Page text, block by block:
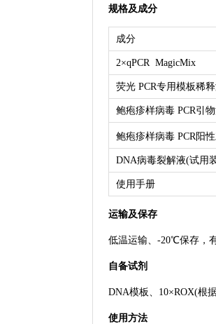
规格及成分
成分
2×qPCR MagicMix
荧光 PCR专用模板稀
鲍疱疹样病毒 PCR引
鲍疱疹样病毒 PCR阳
DNA病毒裂解液(试用
使用手册
运输及保存
低温运输、-20℃保存，
自备试剂
DNA模板、10×ROX(根
使用方法